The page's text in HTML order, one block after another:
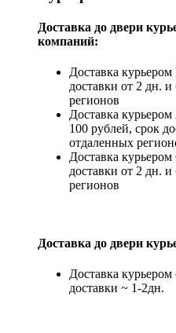
Доставка до двери
компаний:
Доставка
доставки от 2 дн.
регионов
Доставка
100 рублей, срок
отдаленных
Доставка
доставки от 2 дн.
регионов
Доставка до двери
Доставка
доставки ~ 1-2дн.